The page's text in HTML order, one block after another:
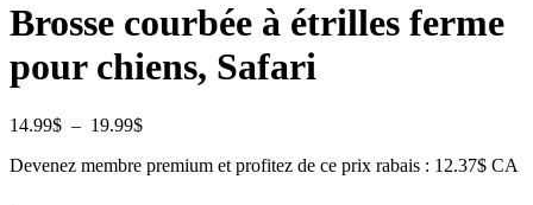
Brosse courbée à étrilles ferme
pour chiens, Safari
14.99$ – 19.99$Plage
prix :
Devenez membre premium et profitez de ce prix rabais : 12.37$ CA